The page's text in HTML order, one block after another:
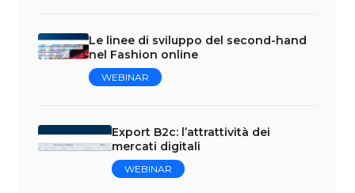
Le linee di sviluppo del second-hand
nel Fashion online
WEBINAR
Export B2c: l’attrattività dei
mercati digitali
WEBINAR